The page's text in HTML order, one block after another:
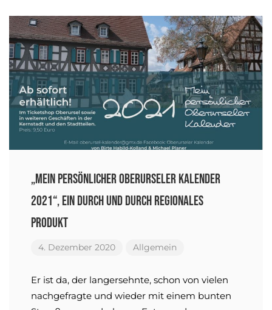
„Mein persönlicher Oberurseler Kalender
2021“, ein durch und durch regionales
Produkt
4. Dezember 2020 Allgemein
Er ist da, der langersehnte, schon von vielen
nachgefragte und wieder mit einem bunten